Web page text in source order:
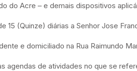
do Acre – e demais dispositivos
15 (Quinze) diárias a Senhor Jose
e domiciliado na Rua Raimundo
agendas de atividades no que se